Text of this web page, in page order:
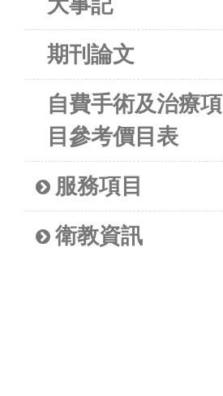
期刊論文
自費手術及治療項
目參考價目表
服務項目
衛教資訊